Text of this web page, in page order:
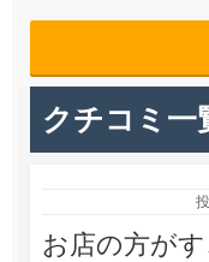
クチコミ一
お店の方が